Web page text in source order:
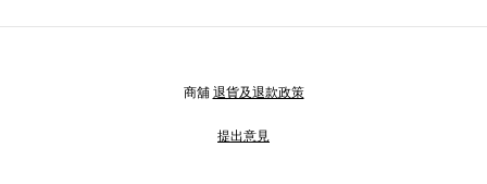
商舖 退貨及退款政策
提出意見